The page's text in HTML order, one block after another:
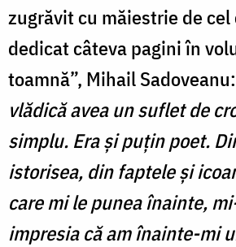
zugrăvit cu măiestrie de cel
dedicat câteva pagini în
toamnă”, Mihail
vlădică avea un suflet de
simplu. Era și puțin poet.
istorisea, din faptele și
care mi le punea înainte,
impresia că am înainte-mi